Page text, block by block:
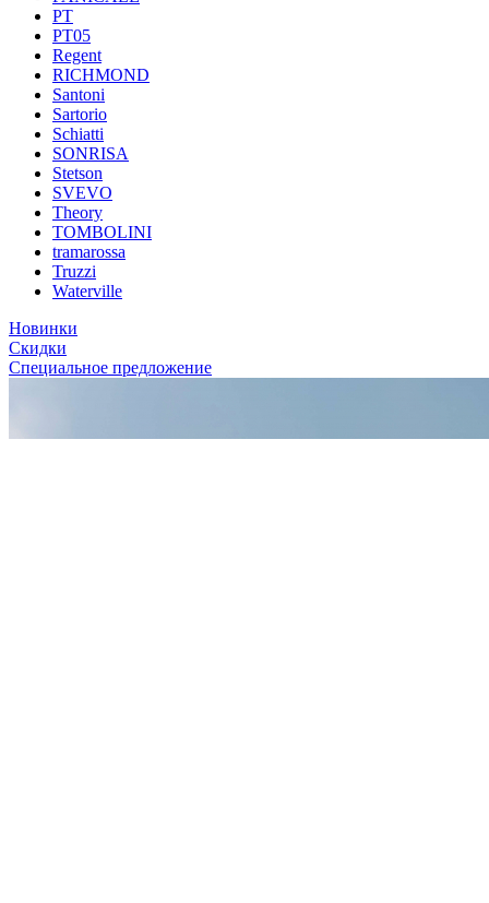
PT
PT05
Regent
RICHMOND
Santoni
Sartorio
Schiatti
SONRISA
Stetson
SVEVO
Theory
TOMBOLINI
tramarossa
Truzzi
Waterville
Новинки
Скидки
Специальное предложение